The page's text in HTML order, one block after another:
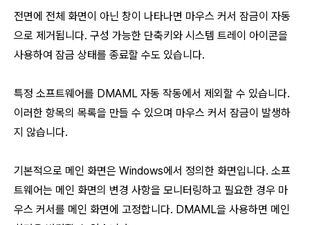
전면에 전체 화면이 아닌 창이 나타나면 마우스 커서 잠금이 자동
으로 제거됩니다. 구성 가능한 단축키와 시스템 트레이 아이콘을
사용하여 잠금 상태를 종료할 수도 있습니다.
특정 소프트웨어를 DMAML 자동 작동에서 제외할 수 있습니다.
이러한 항목의 목록을 만들 수 있으며 마우스 커서 잠금이 발생하
지 않습니다.
기본적으로 메인 화면은 Windows에서 정의한 화면입니다. 소프
트웨어는 메인 화면의 변경 사항을 모니터링하고 필요한 경우 마
우스 커서를 메인 화면에 고정합니다. DMAML을 사용하면 메인